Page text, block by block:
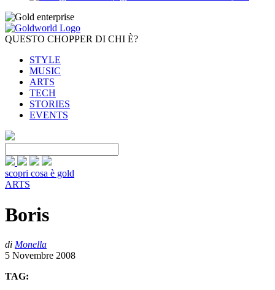
QUESTO CHOPPER DI CHI È?
STYLE
MUSIC
ARTS
TECH
STORIES
EVENTS
scopri cosa è gold
ARTS
Boris
di Monella
5 Novembre 2008
TAG: